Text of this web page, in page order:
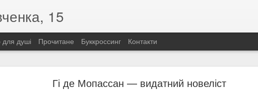
Гі де Мопассан — видатний новеліст
15
для душі Прочитане Буккроссинг Контакти
«Розстріляна зоря української поезії»